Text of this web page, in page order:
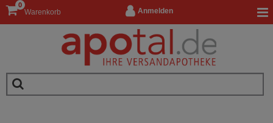
Anmelden
Warenkorb
0